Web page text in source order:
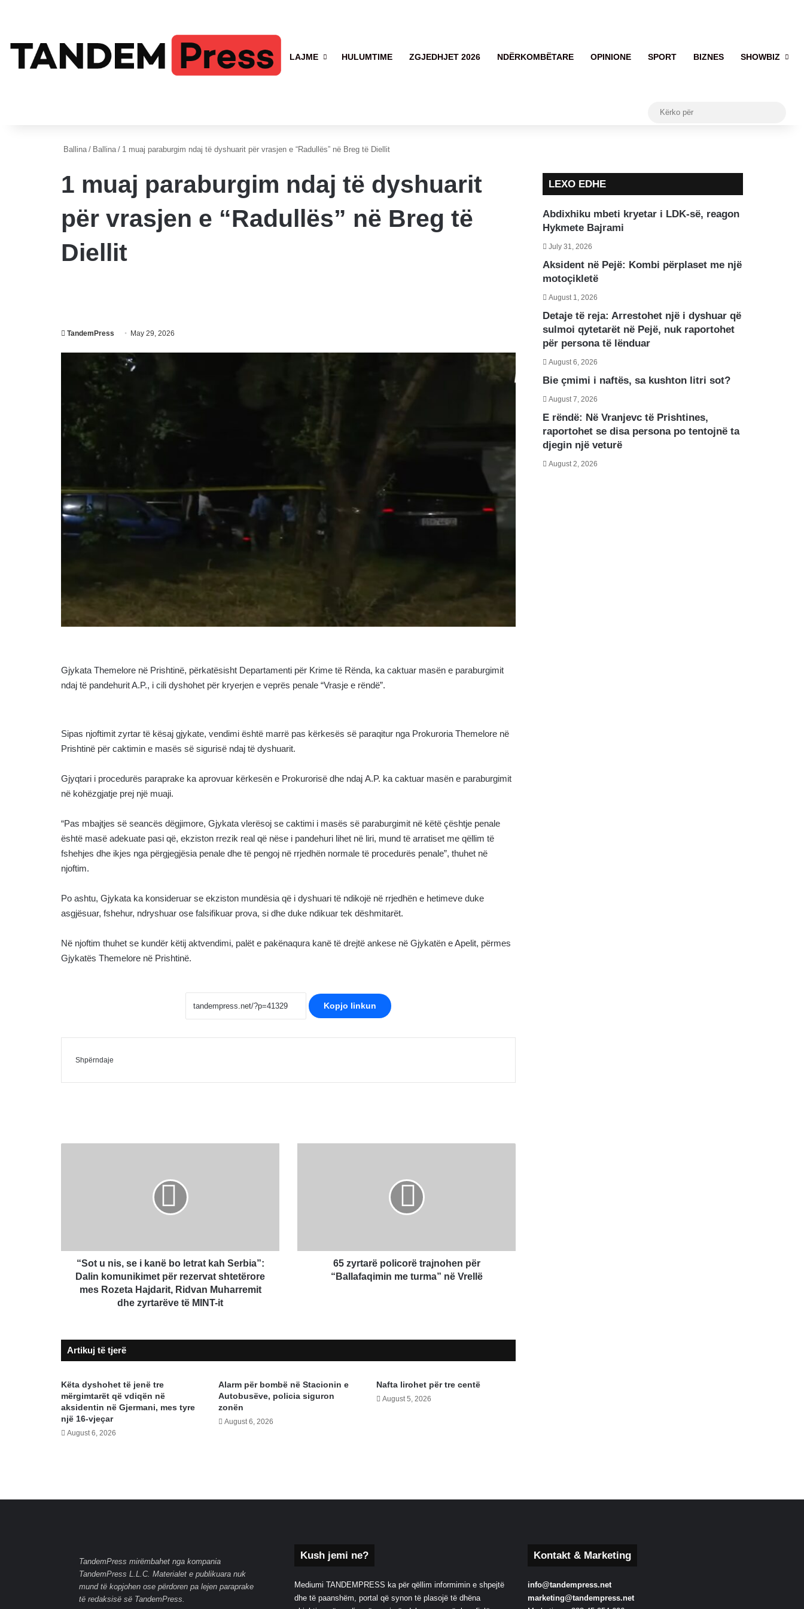
LAJME HULUMTIME ZGJEDHJET 2026 NDËRKOMBËTARE OPINIONE SPORT BIZNES SHOWBIZ
Ballina / Ballina / 1 muaj paraburgim ndaj të dyshuarit për vrasjen e “Radullës” në Breg të Diellit
1 muaj paraburgim ndaj të dyshuarit
për vrasjen e “Radullës” në Breg të
Diellit
TandemPress May 29, 2026
Gjykata Themelore në Prishtinë, përkatësisht Departamenti për Krime të Rënda, ka caktuar masën e paraburgimit
ndaj të pandehurit A.P., i cili dyshohet për kryerjen e veprës penale “Vrasje e rëndë”.
Sipas njoftimit zyrtar të kësaj gjykate, vendimi është marrë pas kërkesës së paraqitur nga Prokuroria Themelore në
Prishtinë për caktimin e masës së sigurisë ndaj të dyshuarit.
Gjyqtari i procedurës paraprake ka aprovuar kërkesën e Prokurorisë dhe ndaj A.P. ka caktuar masën e paraburgimit
në kohëzgjatje prej një muaji.
“Pas mbajtjes së seancës dëgjimore, Gjykata vlerësoj se caktimi i masës së paraburgimit në këtë çështje penale
është masë adekuate pasi që, ekziston rrezik real që nëse i pandehuri lihet në liri, mund të arratiset me qëllim të
fshehjes dhe ikjes nga përgjegjësia penale dhe të pengoj në rrjedhën normale të procedurës penale”, thuhet në
njoftim.
Po ashtu, Gjykata ka konsideruar se ekziston mundësia që i dyshuari të ndikojë në rrjedhën e hetimeve duke
asgjësuar, fshehur, ndryshuar ose falsifikuar prova, si dhe duke ndikuar tek dëshmitarët.
Në njoftim thuhet se kundër këtij aktvendimi, palët e pakënaqura kanë të drejtë ankese në Gjykatën e Apelit, përmes
Gjykatës Themelore në Prishtinë.
Kopjo linkun
Shpërndaje
kah
Serbia”:
Dalin
komunikimet
Rozeta
Hajdarit,
Muharremit
dhe
zyrtarëve
të
MINT-
“Sot u nis, se i kanë bo letrat kah Serbia”:
Dalin komunikimet për rezervat shtetërore
mes Rozeta Hajdarit, Ridvan Muharremit
dhe zyrtarëve të MINT-it
në
65 zyrtarë policorë trajnohen për
“Ballafaqimin me turma” në Vrellë
Artikuj të tjerë
Këta dyshohet të jenë tre
mërgimtarët që vdiqën në
aksidentin në Gjermani, mes tyre
një 16-vjeçar
August 6, 2026
Alarm për bombë në Stacionin e
Autobusëve, policia siguron
zonën
August 6, 2026
Nafta lirohet për tre centë
August 5, 2026
LEXO EDHE
Abdixhiku mbeti kryetar i LDK-së, reagon
Hykmete Bajrami
July 31, 2026
Aksident në Pejë: Kombi përplaset me një
motoçikletë
August 1, 2026
Detaje të reja: Arrestohet një i dyshuar që
sulmoi qytetarët në Pejë, nuk raportohet
për persona të lënduar
August 6, 2026
Bie çmimi i naftës, sa kushton litri sot?
August 7, 2026
E rëndë: Në Vranjevc të Prishtines,
raportohet se disa persona po tentojnë ta
djegin një veturë
August 2, 2026
TandemPress mirëmbahet nga kompania
TandemPress L.L.C. Materialet e publikuara nuk
mund të kopjohen ose përdoren pa lejen paraprake
të redaksisë së TandemPress.
Kush jemi ne?
Mediumi TANDEMPRESS ka për qëllim informimin e shpejtë
dhe të paanshëm, portal që synon të plasojë të dhëna
Kontakt & Marketing
info@tandempress.net
marketing@tandempress.net